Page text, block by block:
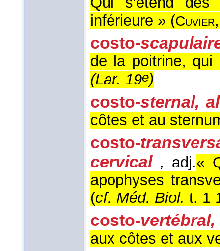
inférieure » (Cuvier
costo-
de la poitrine, qui
(Lar. 19e)
costo-sternal,
côtes et au
costo-
cervical , adj.«
apophyses
(cf. Méd. Biol. t. 1
costo-
aux côtes et aux